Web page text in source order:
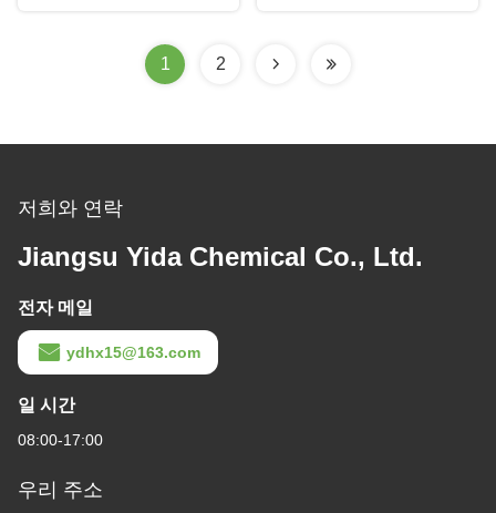
1 2
저희와 연락
Jiangsu Yida Chemical Co., Ltd.
전자 메일
ydhx15@163.com
일 시간
08:00-17:00
우리 주소